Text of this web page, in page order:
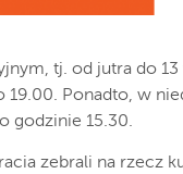
tj. od jutra do
Ponadto, w
godzinie 15.30.
zebrali na rzecz